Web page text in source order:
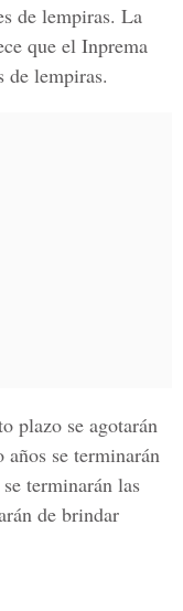
de lempiras. La
que el Inprema
de lempiras.
plazo se agotarán
se terminarán
terminarán las
de brindar